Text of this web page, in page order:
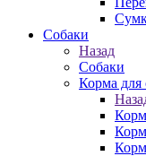
Собаки
Назад
Собаки
Корма для